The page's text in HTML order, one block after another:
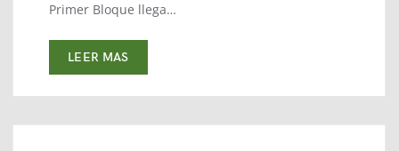
Primer Bloque llega…
LEER MAS